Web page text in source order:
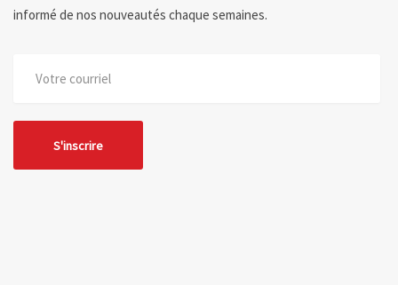
informé de nos nouveautés chaque semaines.